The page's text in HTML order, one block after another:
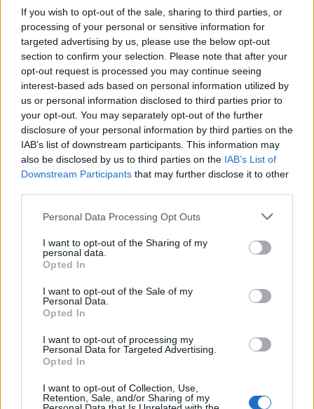
If you wish to opt-out of the sale, sharing to third parties, or
processing of your personal or sensitive information for
targeted advertising by us, please use the below opt-out
section to confirm your selection. Please note that after your
opt-out request is processed you may continue seeing
interest-based ads based on personal information utilized by
us or personal information disclosed to third parties prior to
your opt-out. You may separately opt-out of the further
disclosure of your personal information by third parties on the
IAB’s list of downstream participants. This information may
also be disclosed by us to third parties on the IAB’s List of
Downstream Participants that may further disclose it to other
Please note that this website/app uses one or more Google
not limited to your visit or usage behaviour. You may click to
grant or deny consent to Google and its third-party tags to
use your data for below specified purposes in below Google
consent section.
Personal Data Processing Opt Outs
I want to opt-out of the Sharing of my
personal data.
Opted In
I want to opt-out of the Sale of my
Personal Data.
Opted In
I want to opt-out of processing my
Personal Data for Targeted Advertising.
Opted In
I want to opt-out of Collection, Use,
Retention, Sale, and/or Sharing of my
Η Meta παραδέχεται παραβίαση από AI μοντέλο της